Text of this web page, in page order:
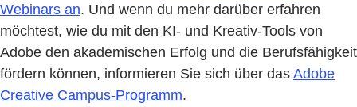
Webinars an. Und wenn du mehr darüber erfahren
möchtest, wie du mit den KI- und Kreativ-Tools von
Adobe den akademischen Erfolg und die Berufsfähigkeit
fördern können, informieren Sie sich über das Adobe
Creative Campus-Programm.